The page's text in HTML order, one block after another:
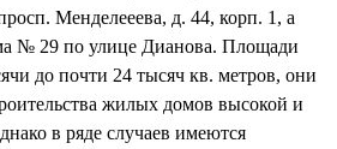
Менделееева, д. 44, корп. 1, а
№ 29 по улице Дианова. Площади
до почти 24 тысяч кв. метров, они
жилых домов высокой и
в ряде случаев имеются